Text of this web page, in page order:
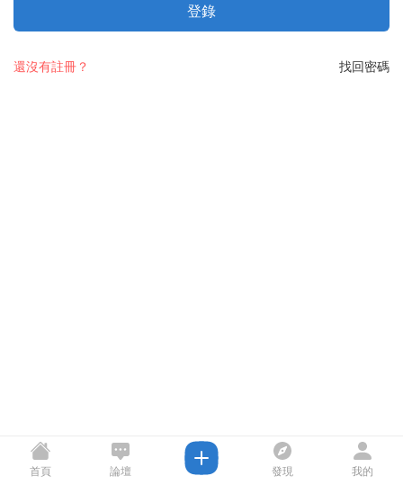
登錄
找回密碼
還沒有註冊？
首頁 論壇 發現 我的